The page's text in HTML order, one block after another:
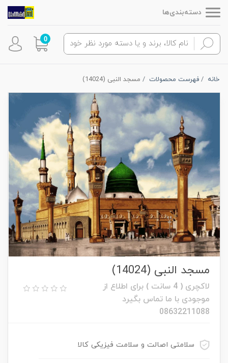
دسته‌بندی‌ها
0
خانه فهرست محصولات مسجد النبی (14024)
مسجد النبی (14024)
لاکچری ( 4 سانت ) برای اطلاع از
موجودی با ما تماس بگیرد
08632211088
سلامتی اصالت و سلامت فیزیکی کالا